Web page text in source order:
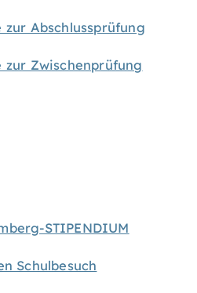
zur Abschlussprüfung
zur Zwischenprüfung
STIPENDIUM
Schulbesuch